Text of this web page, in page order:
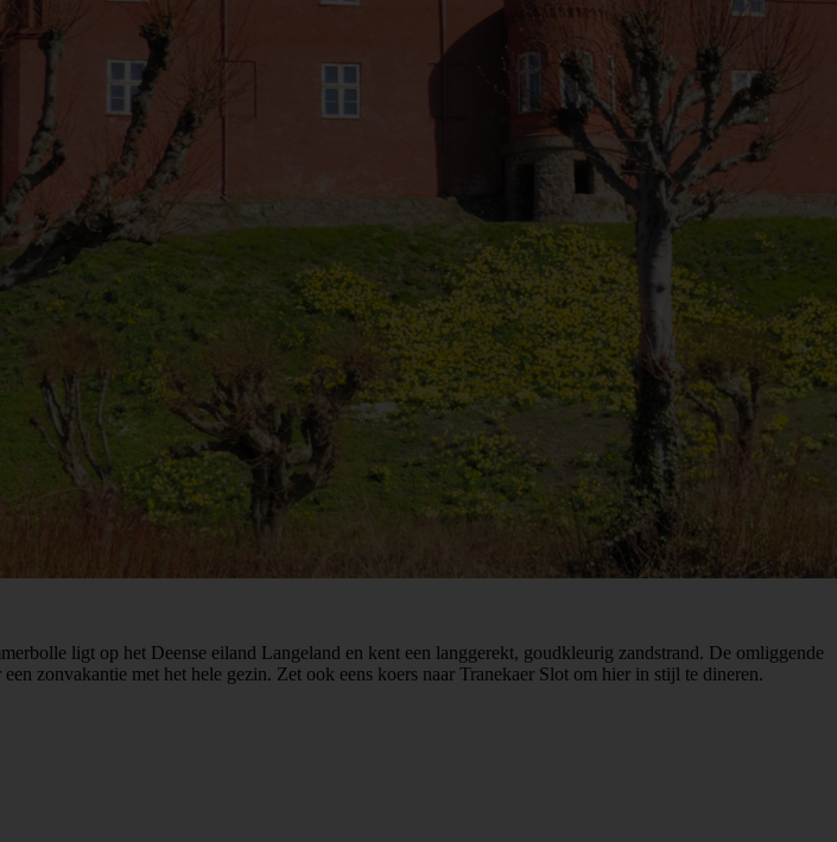
ligt op het Deense eiland Langeland en kent een langgerekt, goudkleurig zandstrand. De omliggende
zonvakantie met het hele gezin. Zet ook eens koers naar Tranekaer Slot om hier in stijl te dineren.